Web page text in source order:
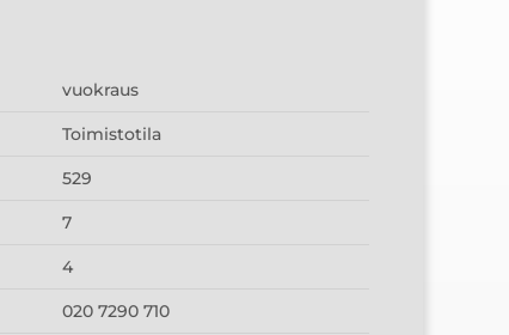
vuokraus
Toimistotila
529
7
4
020 7290 710